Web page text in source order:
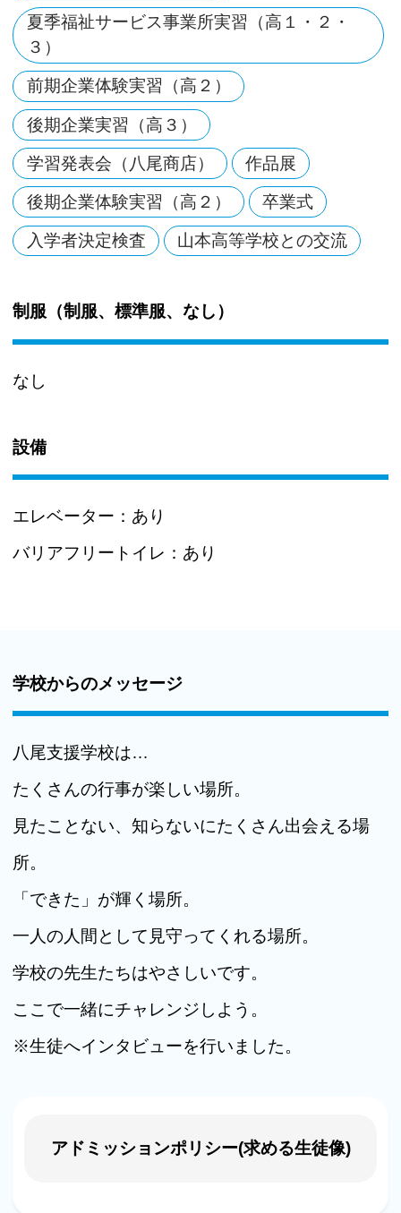
夏季福祉サービス事業所実習（高１・２・
３）
前期企業体験実習（高２）
後期企業実習（高３）
学習発表会（八尾商店） 作品展
後期企業体験実習（高２） 卒業式
入学者決定検査 山本高等学校との交流
制服（制服、標準服、なし）
なし
設備
エレベーター： あり
バリアフリートイレ： あり
学校からのメッセージ
八尾支援学校は…
たくさんの行事が楽しい場所。
見たことない、知らないにたくさん出会える場
所。
「できた」が輝く場所。
一人の人間として見守ってくれる場所。
学校の先生たちはやさしいです。
ここで一緒にチャレンジしよう。
※生徒へインタビューを行いました。
アドミッションポリシー(求める生徒像)